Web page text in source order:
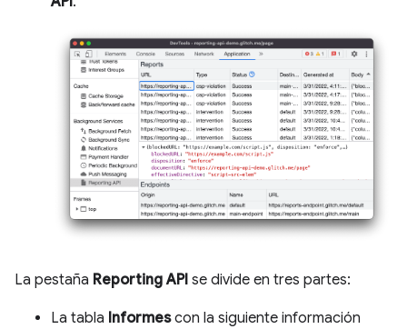
La pestaña Reporting API se divide en tres partes:
La tabla Informescon la siguiente información